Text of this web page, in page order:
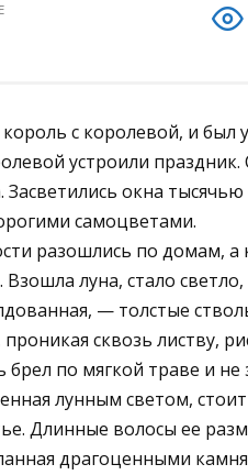
с королевой, и был
устроили
Засветились окна
самоцветами.
разошлись по домам,
луна, стало
— толстые
сквозь листву,
брел по мягкой траве и
лунным светом,
Длинные волосы ее
драгоценными